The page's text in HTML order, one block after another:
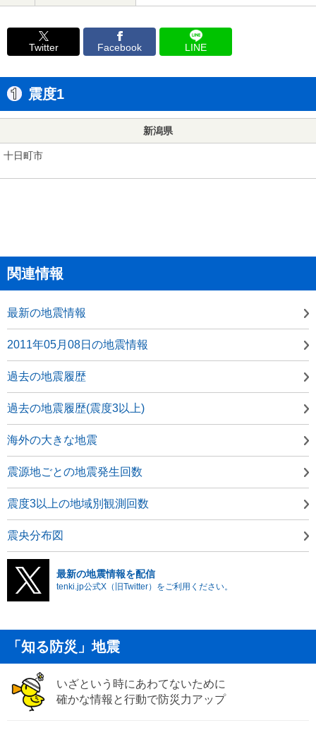
Twitter Facebook LINE
震度1
新潟県
十日町市
関連情報
最新の地震情報
2011年05月08日の地震情報
過去の地震履歴
過去の地震履歴(震度3以上)
海外の大きな地震
震源地ごとの地震発生回数
震度3以上の地域別観測回数
震央分布図
最新の地震情報を配信
tenki.jp公式X（旧Twitter）をご利用ください。
「知る防災」地震
いざという時にあわてないために
確かな情報と行動で防災力アップ